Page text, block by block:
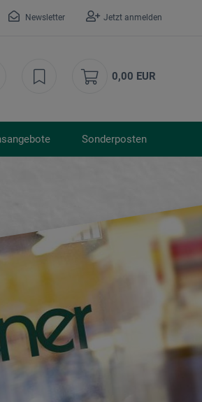
Newsletter Jetzt anmelden
0,00 EUR
Sonderposten